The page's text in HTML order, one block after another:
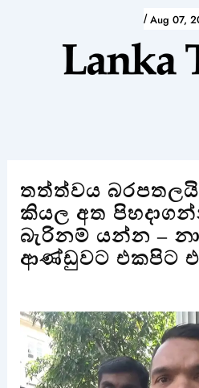
/ Aug 07,
තත්ත්වය
කියල අත
බැරිනම් යන්න –
ආණ්ඩුවට එකපිට